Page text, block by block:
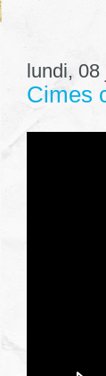
lundi, 08
Cimes